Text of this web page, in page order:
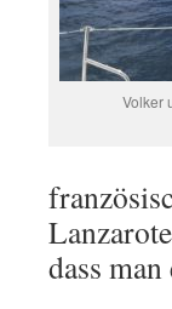
Volker
dass